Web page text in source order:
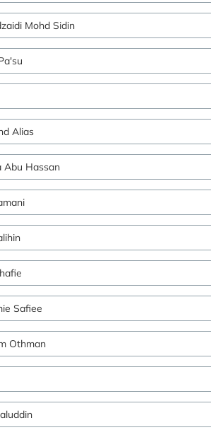
Mohd Sidin
Alias
Abu Hassan
Safiee
Othman